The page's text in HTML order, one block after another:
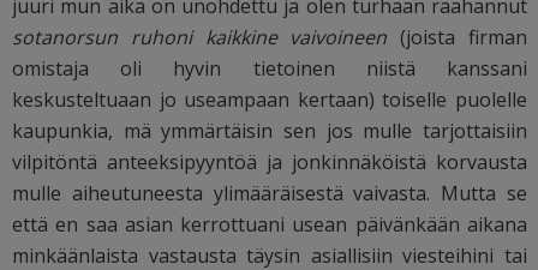
juuri mun aika on unohdettu ja olen turhaan raahannut
sotanorsun ruhoni kaikkine vaivoineen (joista firman
omistaja oli hyvin tietoinen niistä kanssani
keskusteltuaan jo useampaan kertaan) toiselle puolelle
kaupunkia, mä ymmärtäisin sen jos mulle tarjottaisiin
vilpitöntä anteeksipyyntöä ja jonkinnäköistä korvausta
mulle aiheutuneesta ylimääräisestä vaivasta. Mutta se
että en saa asian kerrottuani usean päivänkään aikana
minkäänlaista vastausta täysin asiallisiin viesteihini tai